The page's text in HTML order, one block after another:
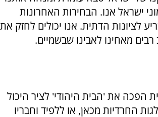
ישראל אנו. הבחירות האחרונות
לציונות הדתית. אנו יכולים לחזק את
מאחינו לאבינו שבשמיים.
הפכה את 'הבית היהודי' לציר היכול
החרדיות מכאן, או ללפיד וחבריו